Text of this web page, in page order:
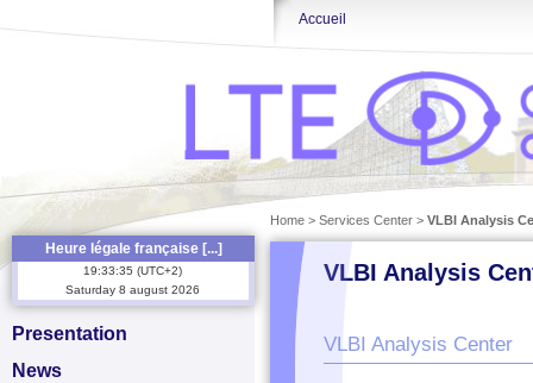
Accueil
Heure légale française [...]
19:33:35 (UTC+2)
Saturday 8 august 2026
Presentation
News
Home > Services Center > VLBI Analysis
VLBI Analysis
VLBI Analysis Center